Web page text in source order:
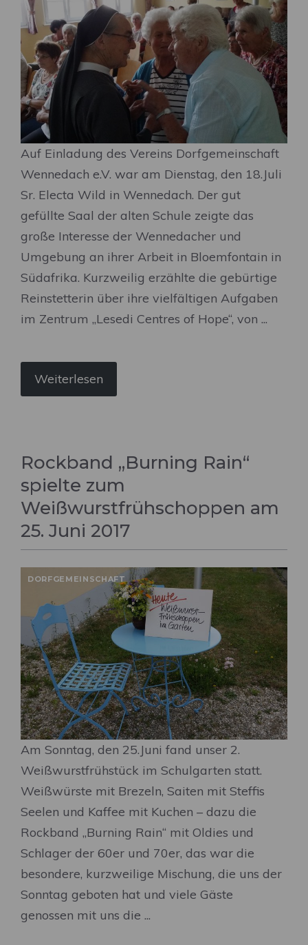
Auf Einladung des Vereins Dorfgemeinschaft
Wennedach e.V. war am Dienstag, den 18.Juli
Sr. Electa Wild in Wennedach. Der gut
gefüllte Saal der alten Schule zeigte das
große Interesse der Wennedacher und
Umgebung an ihrer Arbeit in Bloemfontain in
Südafrika. Kurzweilig erzählte die gebürtige
Reinstetterin über ihre vielfältigen Aufgaben
im Zentrum „Lesedi Centres of Hope“, von ...
Weiterlesen
Rockband „Burning Rain“
spielte zum
Weißwurstfrühschoppen am
25. Juni 2017
DORFGEMEINSCHAFT
Am Sonntag, den 25.Juni fand unser 2.
Weißwurstfrühstück im Schulgarten statt.
Weißwürste mit Brezeln, Saiten mit Steffis
Seelen und Kaffee mit Kuchen – dazu die
Rockband „Burning Rain“ mit Oldies und
Schlager der 60er und 70er, das war die
besondere, kurzweilige Mischung, die uns der
Sonntag geboten hat und viele Gäste
genossen mit uns die ...